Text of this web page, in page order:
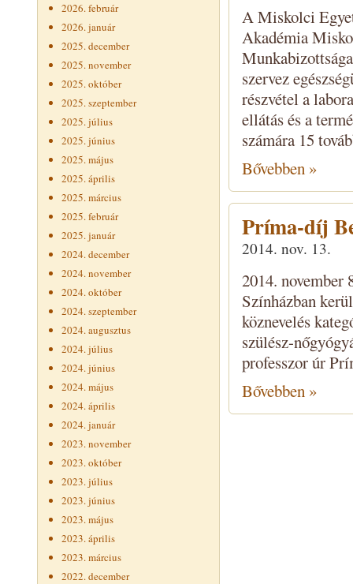
2026. február
2026. január
2025. december
2025. november
2025. október
2025. szeptember
2025. július
2025. június
2025. május
2025. április
2025. március
2025. február
2025. január
2024. december
2024. november
2024. október
2024. szeptember
2024. augusztus
2024. július
2024. június
2024. május
2024. április
2024. január
2023. november
2023. október
2023. július
2023. június
2023. május
2023. április
2023. március
2022. december
A Miskolci
Akadémia
szervez
részvétel a
ellátás és a
számára 15
Bővebben »
Príma-díj
2014. nov. 13.
2014. november
Színházban
köznevelés
szülész-
professzor úr
Bővebben »